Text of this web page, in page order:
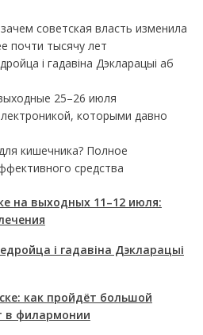
советская власть изменила
почти тысячу лет
і гадавіна Дэкларацыі аб
25–26 июля
которыми давно
кишечника? Полное
средства
на выходных 11–12 июля:
і гадавіна Дэкларацыі
как пройдёт большой
в филармонии